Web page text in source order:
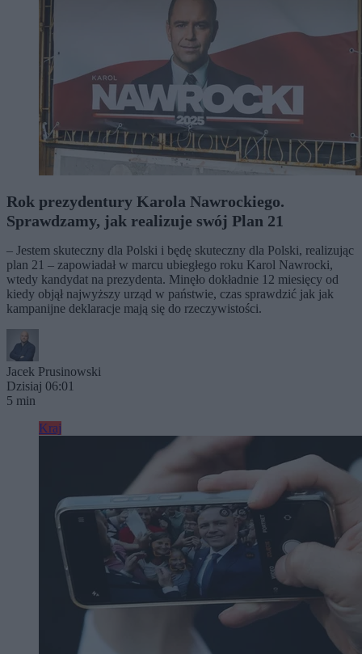
Rok prezydentury Karola Nawrockiego.
Sprawdzamy, jak realizuje swój Plan 21
– Jestem skuteczny dla Polski i będę skuteczny dla Polski, realizując
plan 21 – zapowiadał w marcu ubiegłego roku Karol Nawrocki,
wtedy kandydat na prezydenta. Minęło dokładnie 12 miesięcy od
kiedy objął najwyższy urząd w państwie, czas sprawdzić jak jak
kampanijne deklaracje mają się do rzeczywistości.
Jacek Prusinowski
Dzisiaj 06:01
5 min
Kraj